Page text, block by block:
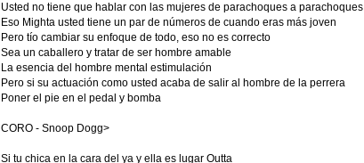
Usted no tiene que hablar con las mujeres de parachoques a parachoques
Eso Mighta usted tiene un par de números de cuando eras más joven
Pero tío cambiar su enfoque de todo, eso no es correcto
Sea un caballero y tratar de ser hombre amable
La esencia del hombre mental estimulación
Pero si su actuación como usted acaba de salir al hombre de la perrera
Poner el pie en el pedal y bomba
CORO - Snoop Dogg>
Si tu chica en la cara del ya y ella es lugar Outta